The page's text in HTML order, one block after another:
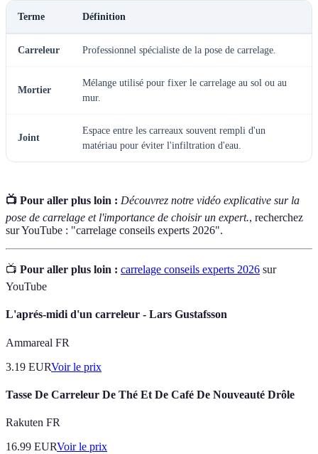
Terme Définition
Carreleur Professionnel spécialiste de la pose de carrelage.
Mortier
Mélange utilisé pour fixer le carrelage au sol ou au
mur.
Joint
Espace entre les carreaux souvent rempli d'un
matériau pour éviter l'infiltration d'eau.
📺 Pour aller plus loin : Découvrez notre vidéo explicative sur la
pose de carrelage et l'importance de choisir un expert., recherchez
sur YouTube : "carrelage conseils experts 2026".
📺 Pour aller plus loin : carrelage conseils experts 2026 sur
YouTube
L'aprés-midi d'un carreleur - Lars Gustafsson
Ammareal FR
3.19 EURVoir le prix
Tasse De Carreleur De Thé Et De Café De Nouveauté Drôle
Rakuten FR
16.99 EURVoir le prix